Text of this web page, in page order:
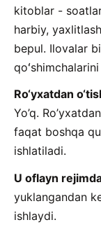
kitoblar -
harbiy,
bepul. Ilovalar
qoʻshimchalarini
Ro‘yxatdan
Yo’q.
faqat boshqa
ishlatiladi.
U oflayn
yuklangandan
ishlaydi.